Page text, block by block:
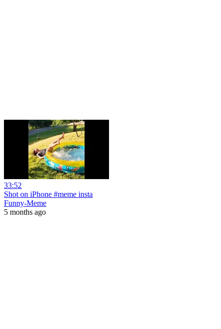
33:52
Shot on iPhone #meme insta
Funny-Meme
5 months ago